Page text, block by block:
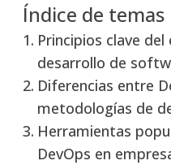
Índice de temas
Principios clave
desarrollo de
Diferencias entre
metodologías de
Herramientas
DevOps en